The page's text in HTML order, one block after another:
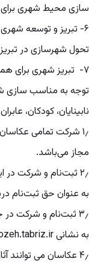
سازی محیط شهری برای
۶- تبریز و توسعه شهری
تحول شهرسازی در
۷- تبریز شهری برای همه
توجه به مناسب سازی
نابینایان، کودکان،
۱٫ شرکت تمامی
مجاز می‌باشد.
۲٫ ثبت‌نام و شرکت
به عنوان حق ثبت‌نام
۳٫ ثبت‌نام و شرکت
به نشانی firoozeh.tabriz.ir امکان پذیر خواهد بود.
۴٫ عکاسان می